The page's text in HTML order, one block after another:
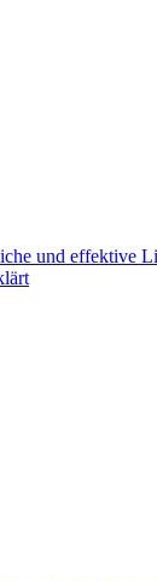
und effektive